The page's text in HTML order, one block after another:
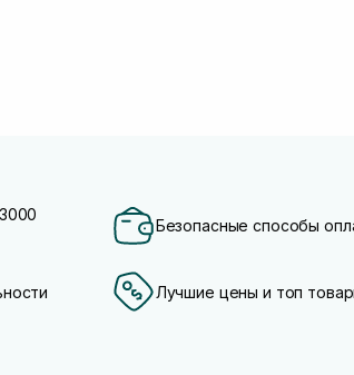
Безопасные способы
Лучшие цены и топ